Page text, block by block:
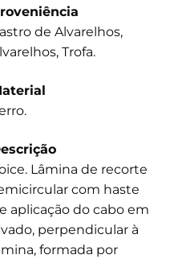
de Alvarelhos,
Trofa.
Lâmina de recorte
com haste
aplicação do cabo em
perpendicular à
formada por